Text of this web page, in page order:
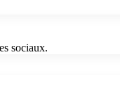
sociaux.